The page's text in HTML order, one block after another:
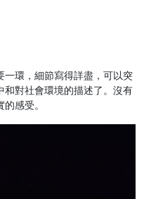
一環，細節寫得詳盡，可以突
和對社會環境的描述了。沒有
感受。